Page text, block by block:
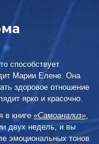
способствует
Марии Елене. Она
здоровое отношение
ярко и красочно.
в книге «Самоанализ»,
двух недель, и вы
эмоциональных тонов